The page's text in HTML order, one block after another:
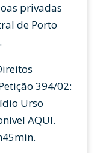
privadas
de Porto
394/02:
Urso
AQUI.